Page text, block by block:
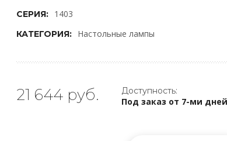
СЕРИЯ: 1403
КАТЕГОРИЯ: Настольные лампы
21 644 руб. Доступность:
Под заказ от 7-ми дней